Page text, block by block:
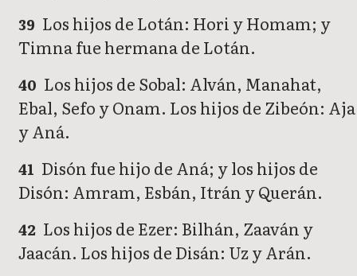
39 Los hijos de Lotán: Hori y Homam; y
Timna fue hermana de Lotán.
40 Los hijos de Sobal: Alván, Manahat,
Ebal, Sefo y Onam. Los hijos de Zibeón: Aja
y Aná.
41 Disón fue hijo de Aná; y los hijos de
Disón: Amram, Esbán, Itrán y Querán.
42 Los hijos de Ezer: Bilhán, Zaaván y
Jaacán. Los hijos de Disán: Uz y Arán.